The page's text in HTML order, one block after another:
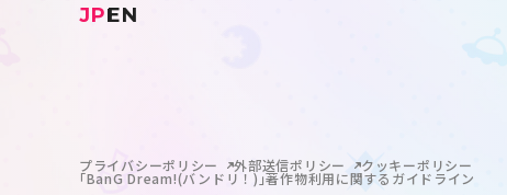
JPEN
プライバシーポリシー 外部送信ポリシー クッキーポリシー
｢BanG Dream!(バンドリ！)｣著作物利用に関するガイドライン